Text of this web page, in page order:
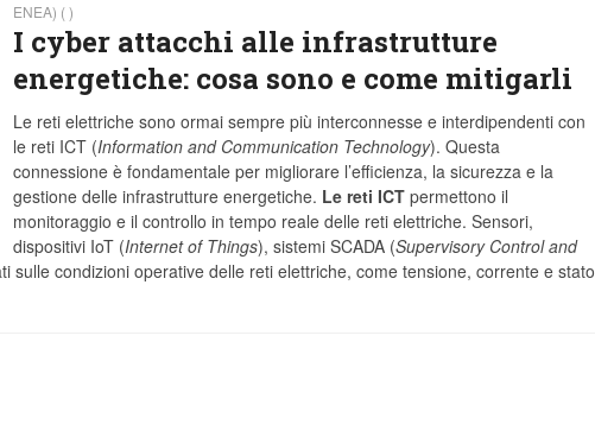
ENEA) ( )
I cyber attacchi alle infrastrutture
energetiche: cosa sono e come mitigarli
Le reti elettriche sono ormai sempre più interconnesse e interdipendenti con
le reti ICT (Information and Communication Technology). Questa
connessione è fondamentale per migliorare l’efficienza, la sicurezza e la
gestione delle infrastrutture energetiche. Le reti ICTpermettono il
monitoraggio e il controllo in tempo reale delle reti elettriche. Sensori,
dispositivi IoT (Internet of Things), sistemi SCADA (Supervisory Control and
sulle condizioni operative delle reti elettriche, come tensione, corrente e stato